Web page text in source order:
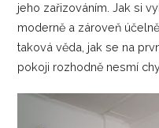
jeho zařizováním. Jak si
moderně a zároveň
taková věda, jak se na
pokoji rozhodně nesmí